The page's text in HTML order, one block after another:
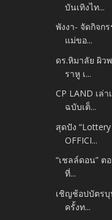
บันเทิงไท...
พังงา- จัดกิจก
แม่ขอ...
ดร.หิมาลัย ผิว
ราหู เ...
CP LAND เล่
ฉบับเต็...
สุดปัง
OFFICI...
“เชลล์ดอน” ต
ที่...
เชิญช้อปบัตรบุ
ครั้งท...